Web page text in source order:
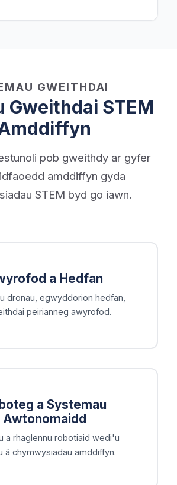
GWEITHDAI
Gweithdai STEM
pob gweithdy ar gyfer
amddiffyn gyda
STEM byd go iawn.
a Hedfan
dronau, egwyddorion hedfan,
peirianneg awyrofod.
a Systemau
Awtonomaidd
a rhaglennu robotiaid wedi'u
â chymwysiadau amddiffyn.